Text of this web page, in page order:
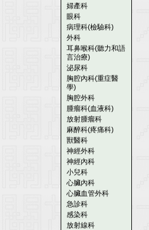
婦產科
眼科
病理科(檢驗科)
外科
耳鼻喉科(聽力和語
言治療)
泌尿科
胸腔內科(重症醫
學)
胸腔外科
腫瘤科(血液科)
放射腫瘤科
麻醉科(疼痛科)
獸醫科
神經外科
神經內科
小兒科
心臟內科
心臟血管外科
急診科
感染科
放射線科